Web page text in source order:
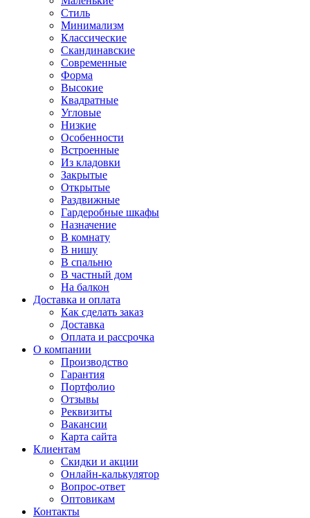
Стиль
Минимализм
Классические
Скандинавские
Современные
Форма
Высокие
Квадратные
Угловые
Низкие
Особенности
Встроенные
Из кладовки
Закрытые
Открытые
Раздвижные
Гардеробные шкафы
Назначение
В комнату
В нишу
В спальню
В частный дом
На балкон
Доставка и оплата
Как сделать заказ
Доставка
Оплата и рассрочка
О компании
Производство
Гарантия
Портфолио
Отзывы
Реквизиты
Вакансии
Карта сайта
Клиентам
Скидки и акции
Онлайн-калькулятор
Вопрос-ответ
Оптовикам
Контакты